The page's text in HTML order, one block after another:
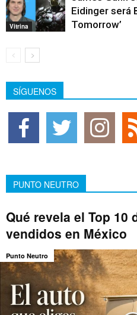
Vitrina
Eidinger será
Tomorrow’
SÍGUENOS
PUNTO NEUTRO
Qué revela el Top 10
vendidos en México
Punto Neutro